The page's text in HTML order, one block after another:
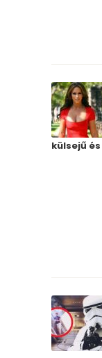
külsejű